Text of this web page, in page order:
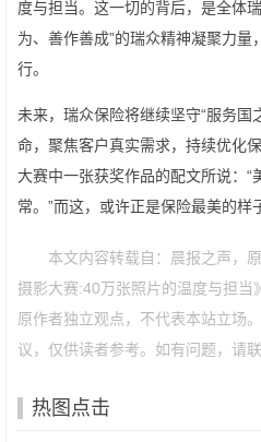
度与担当。这一切的背后，是全体
为、善作善成”的瑞众精神凝聚力量
行。
未来，瑞众保险将继续坚守“服务国
命，聚焦客户真实需求，持续优化
大赛中一张获奖作品的配文所说：“
常。”而这，或许正是保险最美的样
本文内容转载自：晨报之声，
摄影大赛:40万张照片的温度与担当
原作者独立观点，不代表本站立场
议，仅供读者参考。如有问题，请联
热图点击